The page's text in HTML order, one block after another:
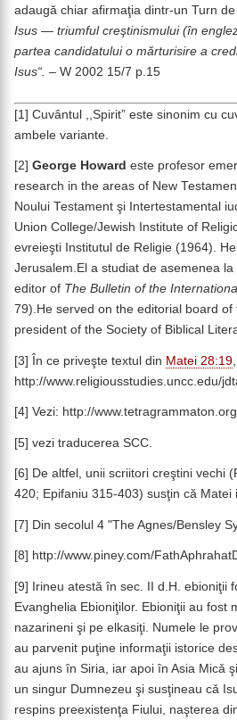
adaugă chiar afirmaţia dintr-un Turn
Isus — triumful creştinismului (în
partea candidatului o mărturisire a
Isus“. – W 2002 15/7 p.15
[1] Cuvântul ,,Spirit” este sinonim cu
ambele variante.
[2] George Howard este profesor
research in the areas of New
Noului Testament şi Intertestamental
Union College/Jewish Institute of
evreieşti Institutul de Religie (1964).
Jerusalem.El a studiat de asemenea
editor of The Bulletin of the
79).He served on the editorial board of
president of the Society of Biblical
[3] În ce priveşte textul din Matei 28:19
http://www.religiousstudies.uncc.edu/
[4] Vezi: http://
[5] vezi traducerea SCC.
[6] De altfel, unii scriitori creştini vechi
420; Epifaniu 315-403) susţin că
[7] Din secolul 4 "The Agnes/Bensley
[8] http://www.piney.com/
[9] Irineu atestă în sec. II d.H. ebioniţii
Evanghelia Ebioniţilor. Ebioniţii au
nazarineni şi pe elkasiţi. Numele le
au parvenit puţine informaţii istorice
au ajuns în Siria, iar apoi în Asia Micǎ
un singur Dumnezeu şi susţineau cǎ
respins preexistenţa Fiului, naşterea